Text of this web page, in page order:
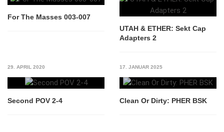
For The Masses 003-007
UTAH & ETHER: Sekt Cap
Adapters 2
29. APRIL 2020
Second POV 2-4
17. JANUAR 2025
Clean Or Dirty: PHER BSK